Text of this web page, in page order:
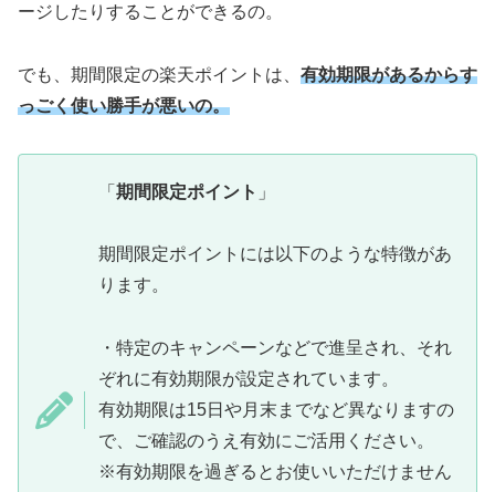
ージしたりすることができるの。
でも、期間限定の楽天ポイントは、 有効期限があるからす
っごく使い勝手が悪いの。
「 期間限定ポイント 」
期間限定ポイントには以下のような特徴があ
ります。
・特定のキャンペーンなどで進呈され、それ
ぞれに有効期限が設定されています。
有効期限は15日や月末までなど異なりますの
で、ご確認のうえ有効にご活用ください。
※有効期限を過ぎるとお使いいただけません